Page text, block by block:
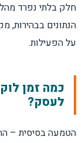
חלק בלתי נפרד
הנתונים בבהירות,
על הפעילות.
כמה זמן
לעסק?
הטמעה בסיסית –